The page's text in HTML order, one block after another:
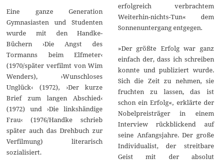
Eine ganze Generation
Gymnasiasten und Studenten
wurde mit den Handke-
Büchern ›Die Angst des
Tormanns beim Elfmeter‹
(1970/später verfilmt von Wim
Wenders), ›Wunschloses
Unglück‹ (1972), ›Der kurze
Brief zum langen Abschied‹
(1972) und ›Die linkshändige
Frau‹ (1976/Handke schrieb
später auch das Drehbuch zur
Verfilmung) literarisch
sozialisiert.
erfolgreich verbrachtem
Weiterhin-nichts-Tun« dem
Sonnenuntergang entgegen.
»Der größte Erfolg war ganz
einfach der, dass ich schreiben
konnte und publiziert wurde.
Sich die Zeit zu nehmen, sie
fruchten zu lassen, das ist
schon ein Erfolg«, erklärte der
Nobelpreisträger in einem
Interview rückblickend auf
seine Anfangsjahre. Der große
Individualist, der streitbare
Geist mit der absolut